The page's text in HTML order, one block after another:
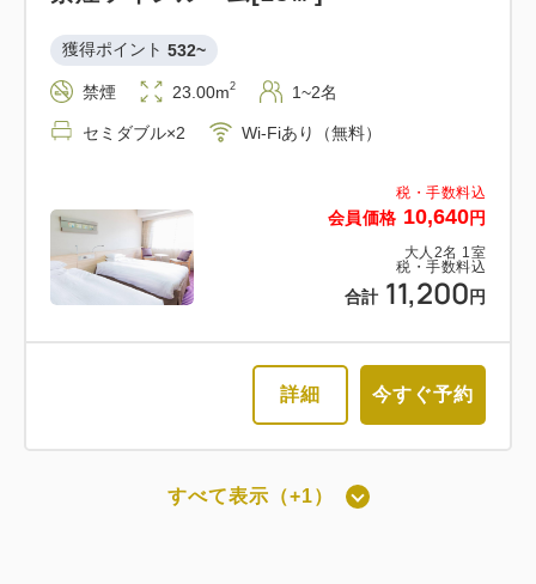
税・手数料込
会員価格 10,640円
大人 2名 1 室
税・手数料込
合計 11,200 円
獲得ポイント 532~
禁煙 23.00m2 1~2名
セミダブル×2 Wi-Fiあり（無料）
詳細 今すぐ予約
すべて表示（+1）